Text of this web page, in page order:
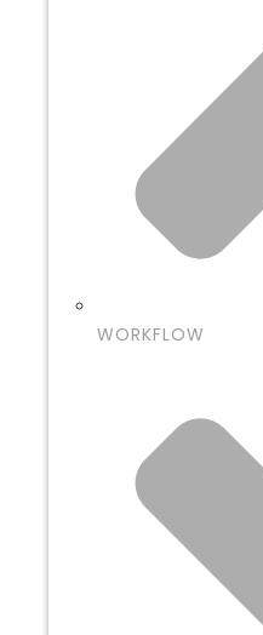
WORKFLOW